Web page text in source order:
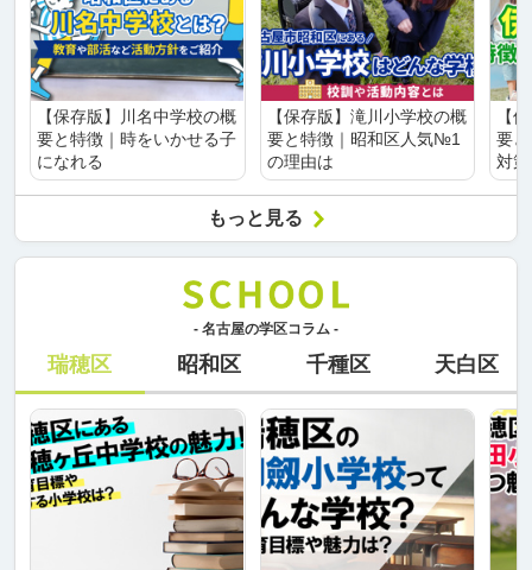
【保存版】川名中学校の概
要と特徴｜時をいかせる子
になれる
【保存版】滝川小学校の概
要と特徴｜昭和区人気№1
の理由は
【
要
対
もっと見る
- 名古屋の学区コラム -
瑞穂区 昭和区 千種区 天白区